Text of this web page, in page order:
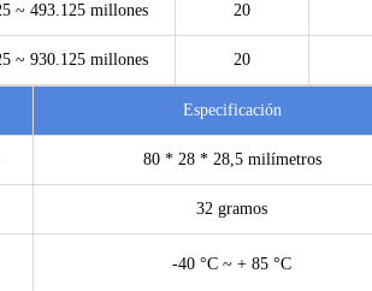
~ 493.125 millones 20
~ 930.125 millones 20
Especificación
80 * 28 * 28,5 milímetros
32 gramos
-40 °C ~ + 85 °C